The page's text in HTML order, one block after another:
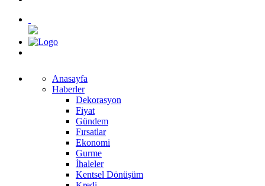
Anasayfa
Haberler
Dekorasyon
Fiyat
Gündem
Fırsatlar
Ekonomi
Gurme
İhaleler
Kentsel Dönüşüm